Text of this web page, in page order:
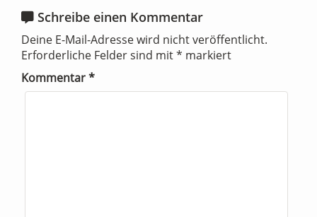
Schreibe einen Kommentar
Deine E-Mail-Adresse wird nicht veröffentlicht.
Erforderliche Felder sind mit* markiert
Kommentar*